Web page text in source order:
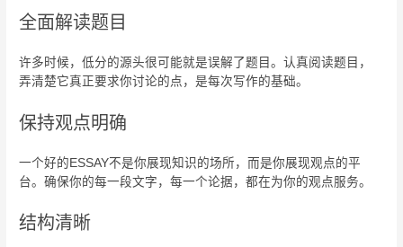
全面解读题目
许多时候，低分的源头很可能就是误解了题目。认真阅读题目，
弄清楚它真正要求你讨论的点，是每次写作的基础。
保持观点明确
一个好的ESSAY不是你展现知识的场所，而是你展现观点的平
台。确保你的每一段文字，每一个论据，都在为你的观点服务。
结构清晰